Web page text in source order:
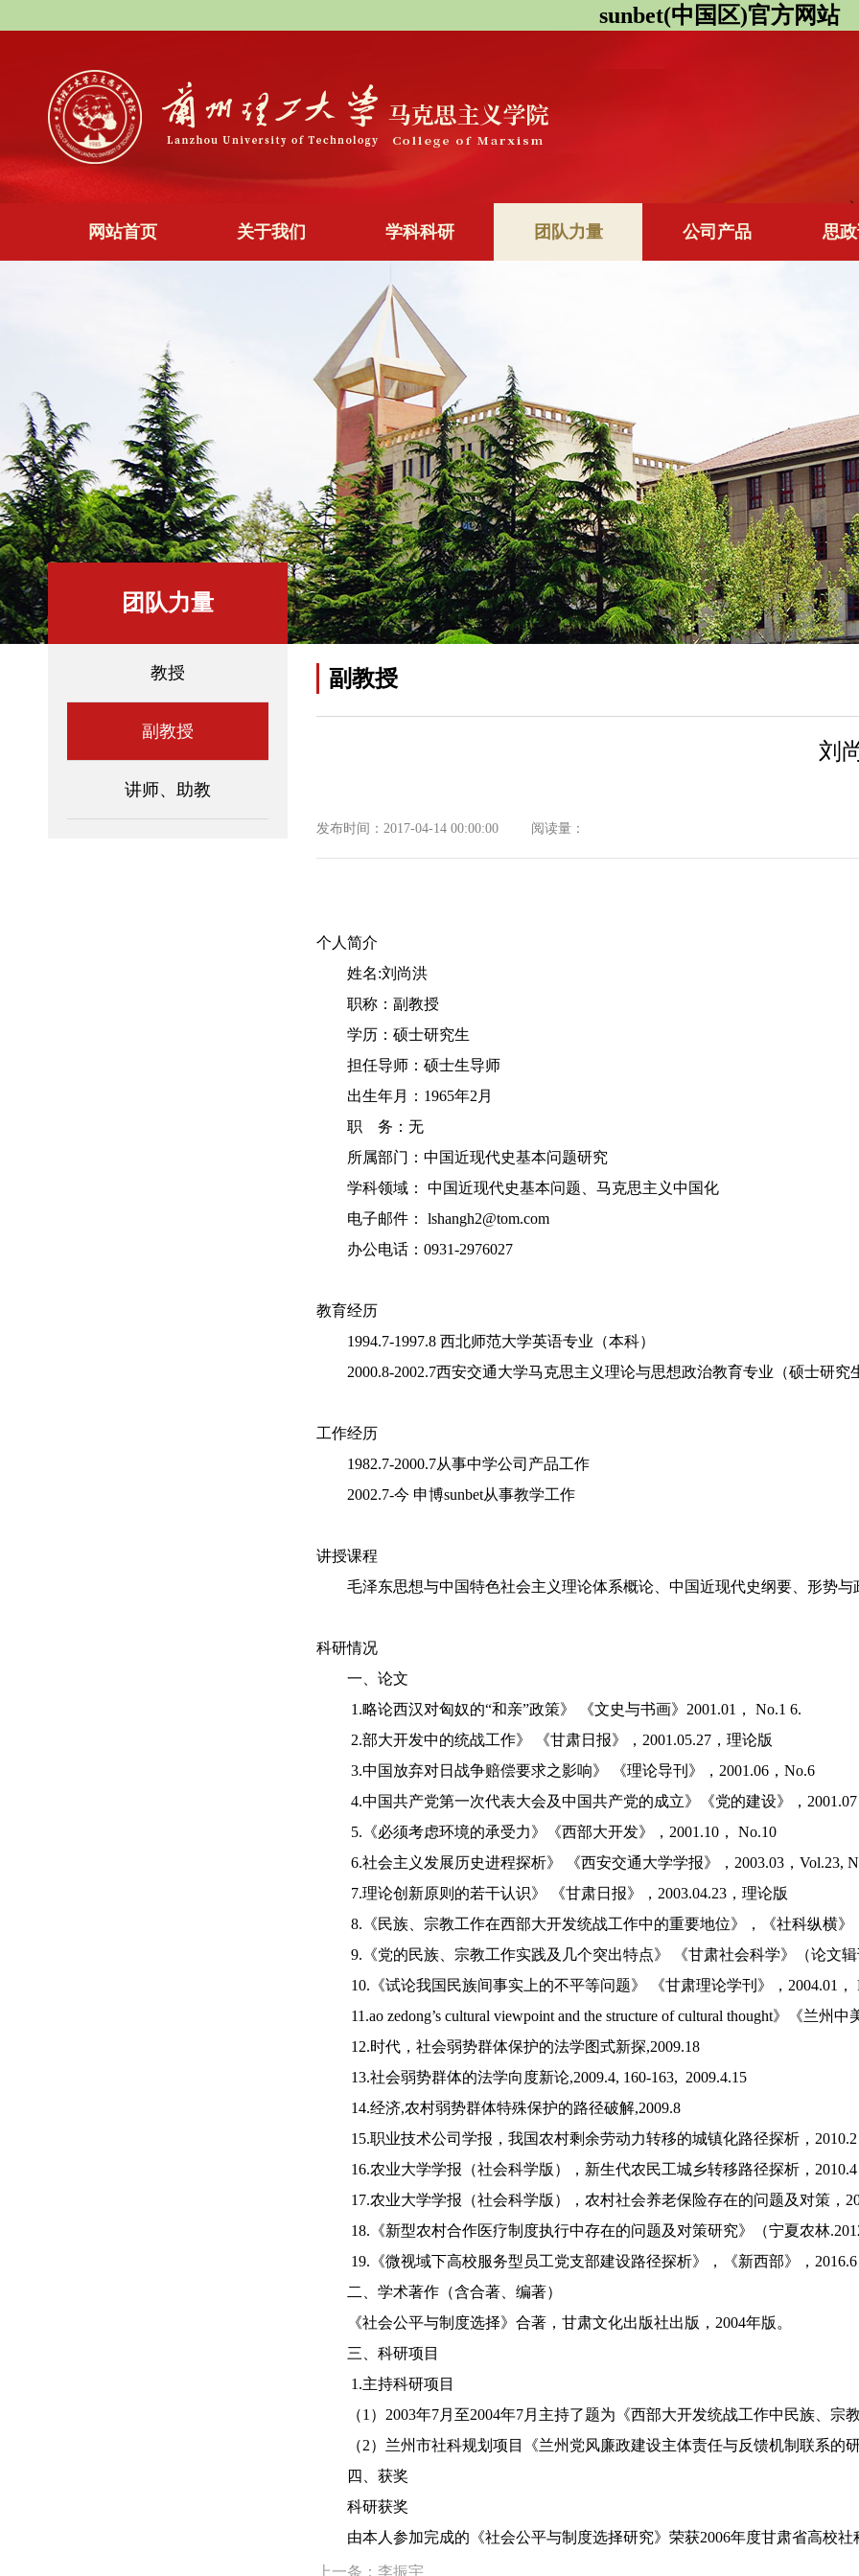
sunbet(中国区)官方网站
网站首页 关于我们 学科科研 团队力量 公司产品 思
团队力量
教授
副教授
讲师、助教
副教授
刘
发布时间：2017-04-14 00:00:00 阅读量：
个人简介
姓名:刘尚洪
职称：副教授
学历：硕士研究生
担任导师：硕士生导师
出生年月：1965年2月
职 务：无
所属部门：中国近现代史基本问题研究
学科领域： 中国近现代史基本问题、马克思主义中国化
电子邮件： lshangh2@tom.com
办公电话：0931-2976027
教育经历
1994.7-1997.8 西北师范大学英语专业（本科）
2000.8-2002.7西安交通大学马克思主义理论与思想政治教育专业（硕士研
工作经历
1982.7-2000.7从事中学公司产品工作
2002.7-今 申博sunbet从事教学工作
讲授课程
毛泽东思想与中国特色社会主义理论体系概论、中国近现代史纲要、形
科研情况
一、论文
1.略论西汉对匈奴的“和亲”政策》 《文史与书画》2001.01， No.1 6.
2.部大开发中的统战工作》 《甘肃日报》，2001.05.27，理论版
3.中国放弃对日战争赔偿要求之影响》 《理论导刊》，2001.06，No.6
4.中国共产党第一次代表大会及中国共产党的成立》《党的建设》，
5.《必须考虑环境的承受力》《西部大开发》，2001.10， No.10
6.社会主义发展历史进程探析》 《西安交通大学学报》，2003.03，
7.理论创新原则的若干认识》 《甘肃日报》，2003.04.23，理论版
8.《民族、宗教工作在西部大开发统战工作中的重要地位》，《社科纵横
9.《党的民族、宗教工作实践及几个突出特点》 《甘肃社会科学》（论文
10.《试论我国民族间事实上的不平等问题》 《甘肃理论学刊》，2004.01
11.ao zedong’s cultural viewpoint and the structure of cultural thought》《兰
12.时代，社会弱势群体保护的法学图式新探,2009.18
13.社会弱势群体的法学向度新论,2009.4, 160-163, 2009.4.15
14.经济,农村弱势群体特殊保护的路径破解,2009.8
15.职业技术公司学报，我国农村剩余劳动力转移的城镇化路径探析，
16.农业大学学报（社会科学版），新生代农民工城乡转移路径探析，
17.农业大学学报（社会科学版），农村社会养老保险存在的问题及对策
18.《新型农村合作医疗制度执行中存在的问题及对策研究》（宁夏农林
19.《微视域下高校服务型员工党支部建设路径探析》，《新西部》，
二、学术著作（含合著、编著）
《社会公平与制度选择》合著，甘肃文化出版社出版，2004年版。
三、科研项目
1.主持科研项目
（1）2003年7月至2004年7月主持了题为《西部大开发统战工作中民族、
（2）兰州市社科规划项目《兰州党风廉政建设主体责任与反馈机制联系
四、获奖
科研获奖
由本人参加完成的《社会公平与制度选择研究》荣获2006年度甘肃省高校
上一条：李振宇